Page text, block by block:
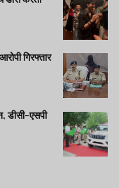
गिरफ्तार
डीसी-एसपी